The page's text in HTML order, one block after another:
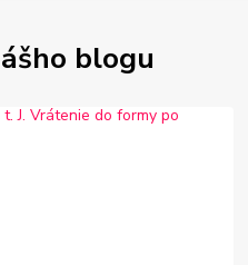
blogu